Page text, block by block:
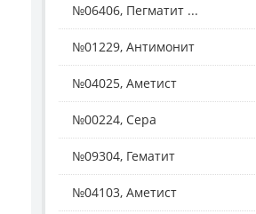
№06406, Пегматит ...
№01229, Антимонит
№04025, Аметист
№00224, Сера
№09304, Гематит
№04103, Аметист